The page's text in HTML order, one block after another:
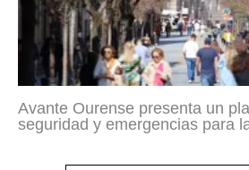
Avante Ourense presenta un
seguridad y emergencias para